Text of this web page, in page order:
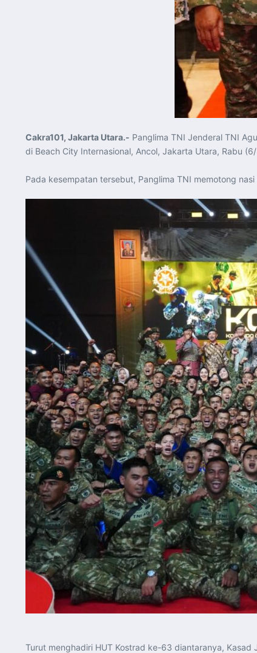
Cakra101, Jakarta Utara.- Panglima TNI Jenderal TNI
di Beach City Internasional, Ancol, Jakarta Utara, Rabu
Pada kesempatan tersebut, Panglima TNI memotong
Turut menghadiri HUT Kostrad ke-63 diantaranya,